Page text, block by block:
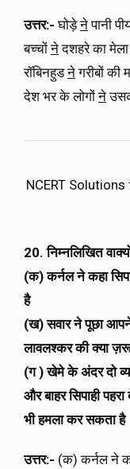
उत्तर:-घोड़ेनेपानी
बच्चोंनेदशहरे का
रॉबिनहुडनेगरीबों की
देश भर के लोगोंने
NCERT
20. निम्नलिखित
(क) कर्नल ने कहा
है
(ख) सवार ने पूछा
लावलश्कर की क्या
(ग ) खेमे के अंदर दो
और बाहर सिपाही
भी हमला कर सकता है
उत्तर:- (क) कर्नल ने